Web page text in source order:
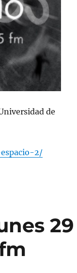
de
2/
29